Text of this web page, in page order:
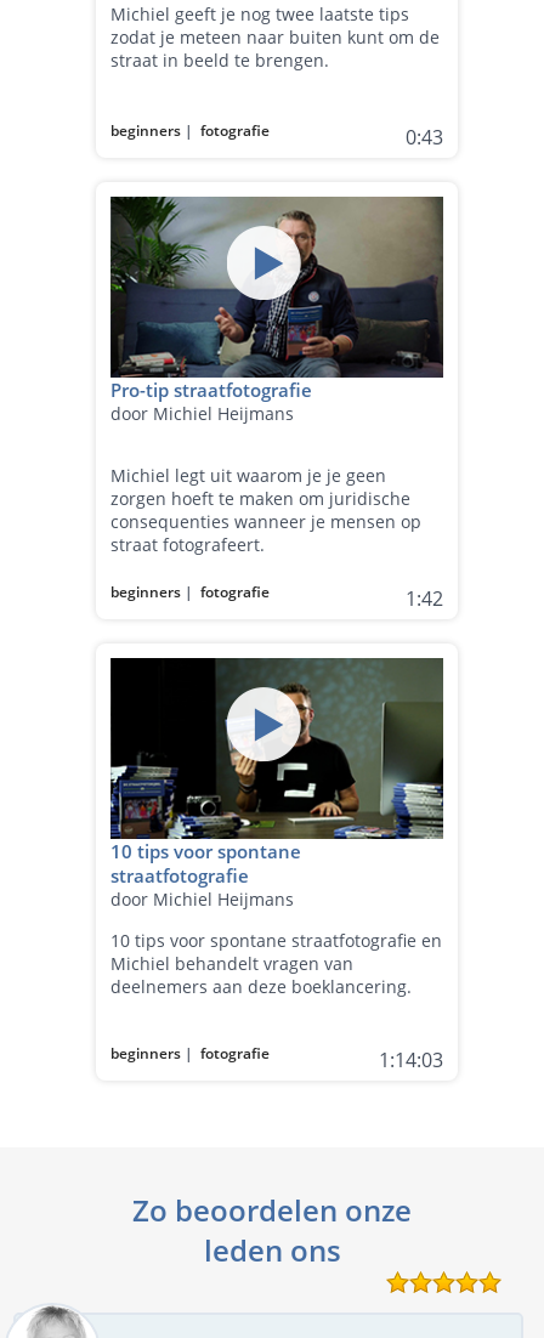
Michiel geeft je nog twee laatste tips
zodat je meteen naar buiten kunt om de
straat in beeld te brengen.
beginners |fotografie 0:43
Pro-tip straatfotografie
door Michiel Heijmans
Michiel legt uit waarom je je geen
zorgen hoeft te maken om juridische
consequenties wanneer je mensen op
straat fotografeert.
beginners |fotografie 1:42
10 tips voor spontane
straatfotografie
door Michiel Heijmans
10 tips voor spontane straatfotografie en
Michiel behandelt vragen van
deelnemers aan deze boeklancering.
beginners |fotografie 1:14:03
Zo beoordelen onze
leden ons